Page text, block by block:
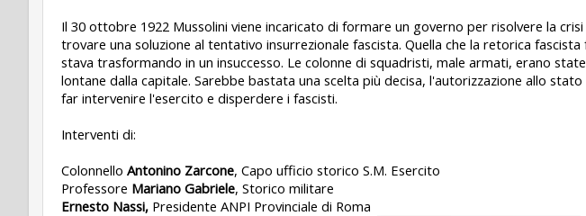
Il 30 ottobre 1922 Mussolini viene incaricato di formare un governo per risolvere la
trovare una soluzione al tentativo insurrezionale fascista. Quella che la retorica
stava trasformando in un insuccesso. Le colonne di squadristi, male armati, erano
lontane dalla capitale. Sarebbe bastata una scelta più decisa, l'autorizzazione allo
far intervenire l'esercito e disperdere i fascisti.
Interventi di:
Colonnello Antonino Zarcone, Capo ufficio storico S.M. Esercito
Professore Mariano Gabriele, Storico militare
Ernesto Nassi, Presidente ANPI Provinciale di Roma